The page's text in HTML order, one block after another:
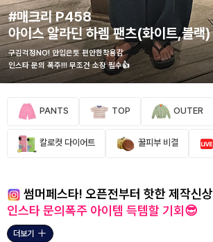
#매크리 P458
아이스 알라딘 하렘 팬츠(화이트,블랙)
구김걱정NO! 안입은듯 편안한착용감
인스타 문의 폭주!!! 무조건 소장 필수👍
PANTS TOP OUTER
칼로컷 다이어트 꿀피부 비결
썸머페스타! 오픈전부터 핫한 제작신상
인스타 문의폭주 아이템 득템할 기회😎
더보기